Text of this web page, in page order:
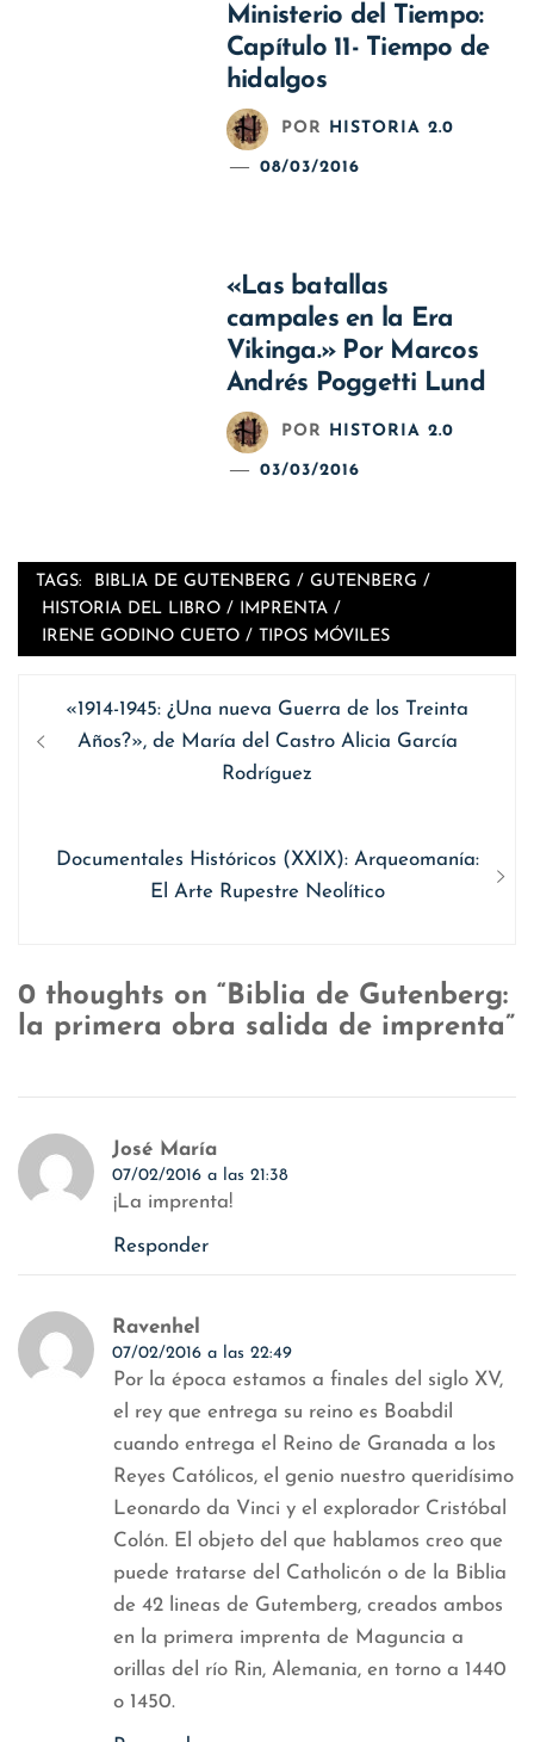
Ministerio del Tiempo:
Capítulo 11- Tiempo de
hidalgos
POR HISTORIA 2.0
08/03/2016
«Las batallas
campales en la Era
Vikinga.» Por Marcos
Andrés Poggetti Lund
POR HISTORIA 2.0
03/03/2016
TAGS: BIBLIA DE GUTENBERG / GUTENBERG /
HISTORIA DEL LIBRO / IMPRENTA /
IRENE GODINO CUETO / TIPOS MÓVILES
Navegación
de
Entrada
anterior
«1914-1945: ¿Una nueva Guerra de los Treinta
Años?», de María del Castro Alicia García
Rodríguez
Siguiente
Documentales Históricos (XXIX): Arqueomanía:
El Arte Rupestre Neolítico
0 thoughts on “Biblia de Gutenberg:
la primera obra salida de imprenta”
José María
07/02/2016 a las 21:38
¡La imprenta!
Responder
Ravenhel
07/02/2016 a las 22:49
Por la época estamos a finales del siglo XV,
el rey que entrega su reino es Boabdil
cuando entrega el Reino de Granada a los
Reyes Católicos, el genio nuestro queridísimo
Leonardo da Vinci y el explorador Cristóbal
Colón. El objeto del que hablamos creo que
puede tratarse del Catholicón o de la Biblia
de 42 lineas de Gutemberg, creados ambos
en la primera imprenta de Maguncia a
orillas del río Rin, Alemania, en torno a 1440
o 1450.